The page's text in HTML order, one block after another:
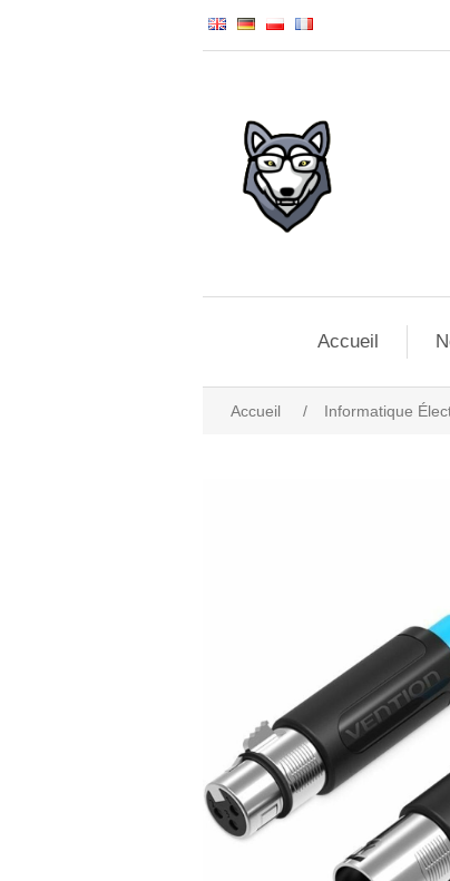
Accueil
Accueil / Informatique